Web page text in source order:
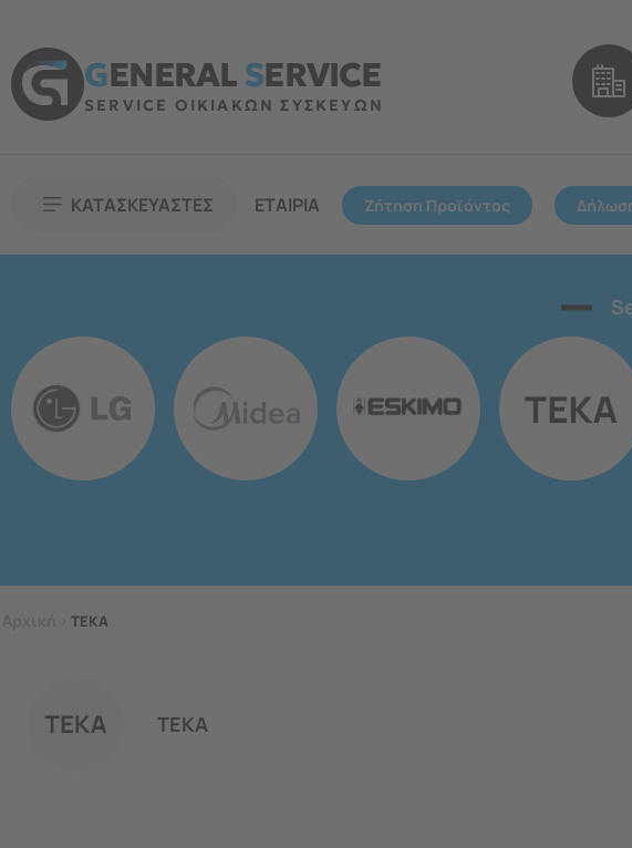
GENERALSERVICE
SERVICE ΟΙΚΙΑΚΩΝ ΣΥΣΚΕΥΩΝ
ΚΑΤΑΣΚΕΥΑΣΤΕΣ ΕΤΑΙΡΙΑ Ζήτηση Προϊόντος
TEKA
TEKA